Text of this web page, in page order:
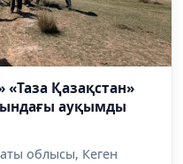
«Таза Қазақстан»
ауқымды
облысы, Кеген